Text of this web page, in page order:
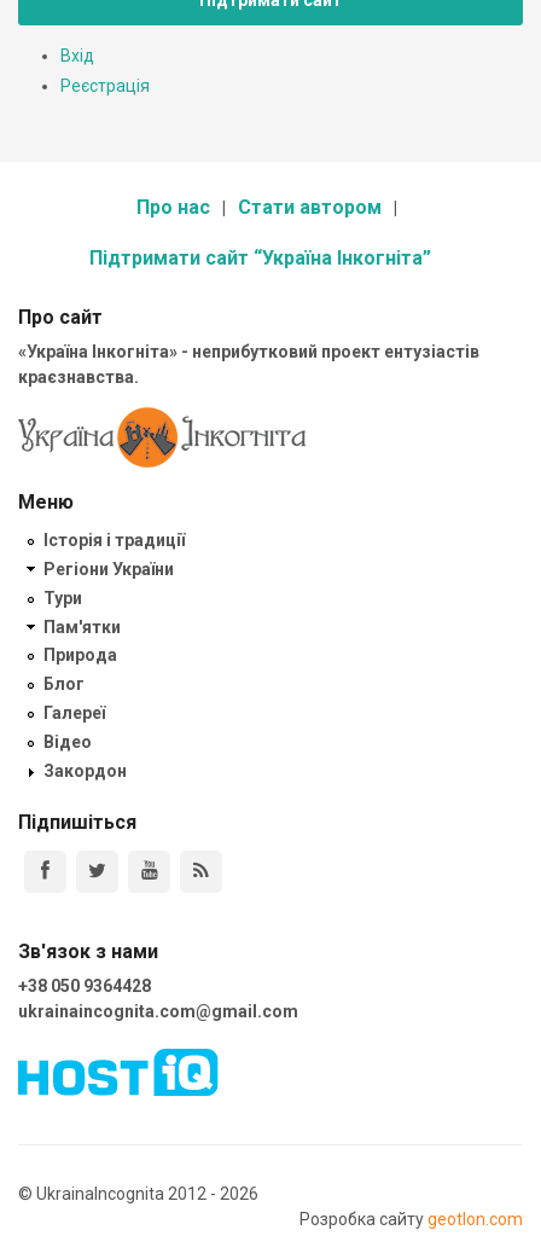
Вхід
Реєстрація
Про нас Стати автором
Підтримати сайт “Україна Інкогніта”
Про сайт
«Україна Інкогніта» - неприбутковий проект ентузіастів
краєзнавства.
Меню
Історія і традиції
Регіони України
Тури
Пам'ятки
Природа
Блог
Галереї
Відео
Закордон
Підпишіться
Зв'язок з нами
+38 050 9364428
ukrainaincognita.com@gmail.com
© UkrainaIncognita 2012 - 2026
Розробка сайтуgeotlon.com